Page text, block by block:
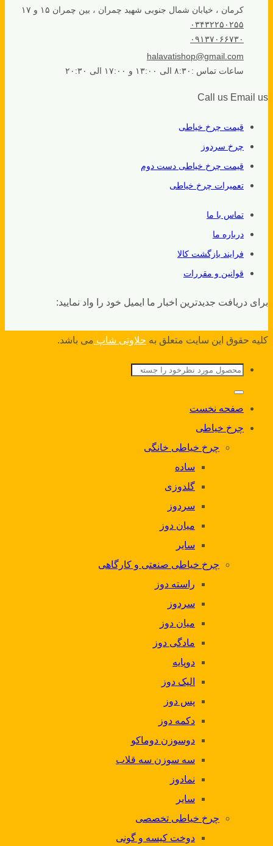
کرمان ، خیابان شمال جنوبی شهید چمران ، بین چمران ۱۵ و ۱۷
۰۳۴۳۲۲۵۰۲۵۵
۰۹۱۳۷۰۶۶۷۳۰
halavatishop@gmail.com
ساعات تماس :۸:۳۰ الی ۱۳:۰۰ و ۱۷:۰۰ الی ۲۰:۳۰
Call us Email us
قیمت چرخ خیاطی
چرخ سردوز
قیمت چرخ خیاطی دست دوم
تعمیرات چرخ خیاطی
تماس با ما
درباره ما
فرایند بازگشت کالا
قوانین و مقررات
برای دریافت جدیدترین اخبار ما ایمیل خود را واد نمایید:
کلیه حقوق این سایت متعلق به حلاوتی شاپ می باشد.
جستجو
برای:
صفحه نخست
چرخ خیاطی
چرخ خیاطی خانگی
ساده
گلدوزی
سردوز
میان دوز
سایر
چرخ خیاطی صنعتی و کارگاهی
راسته دوز
سردوز
میان دوز
مادگی دوز
دوپایه
الیک دوز
پس دوز
دکمه دوز
دوسوزن دوماکو
سه سوزن سه قلاب
نمادوز
سایر
چرخ خیاطی تخصصی
دوخت کیسه و گونی